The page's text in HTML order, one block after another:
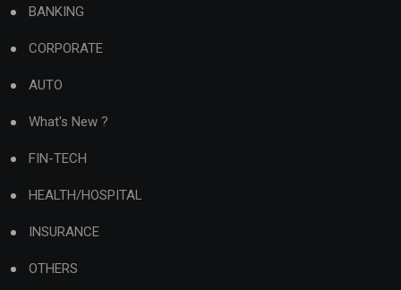
BANKING
CORPORATE
AUTO
What's New ?
FIN-TECH
HEALTH/HOSPITAL
INSURANCE
OTHERS